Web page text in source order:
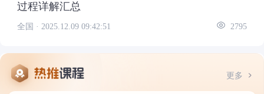
过程详解汇总
全国 · 2025.12.09 09:42:51 2795
更多